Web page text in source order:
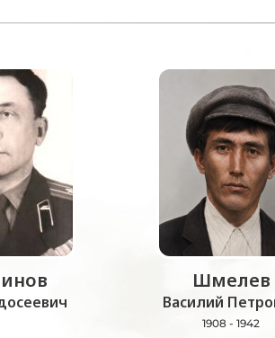
Шмелев
Василий
1908 - 1942